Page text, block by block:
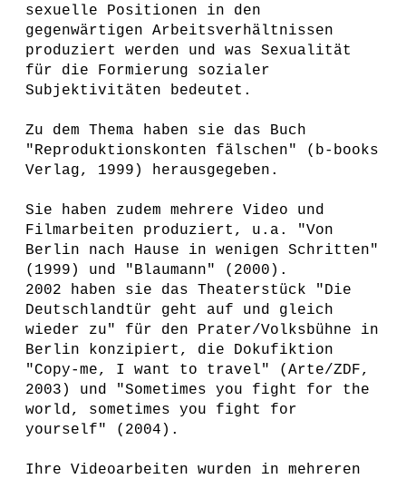
sexuelle Positionen in den
gegenwärtigen Arbeitsverhältnissen
produziert werden und was Sexualität
für die Formierung sozialer
Subjektivitäten bedeutet.
Zu dem Thema haben sie das Buch
"Reproduktionskonten fälschen" (b-books
Verlag, 1999) herausgegeben.
Sie haben zudem mehrere Video und
Filmarbeiten produziert, u.a. "Von
Berlin nach Hause in wenigen Schritten"
(1999) und "Blaumann" (2000).
2002 haben sie das Theaterstück "Die
Deutschlandtür geht auf und gleich
wieder zu" für den Prater/Volksbühne in
Berlin konzipiert, die Dokufiktion
"Copy-me, I want to travel" (Arte/ZDF,
2003) und "Sometimes you fight for the
world, sometimes you fight for
yourself" (2004).
Ihre Videoarbeiten wurden in mehreren